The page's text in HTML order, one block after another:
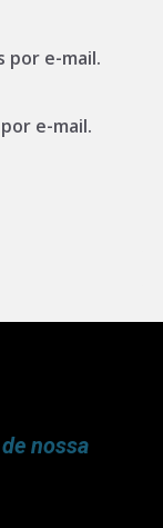
por e-mail.
e-mail.
nossa